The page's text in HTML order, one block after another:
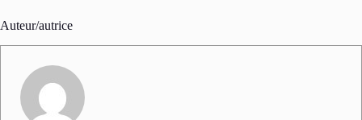
Auteur/autrice